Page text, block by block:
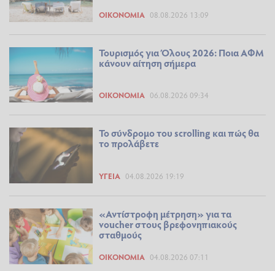
ΟΙΚΟΝΟΜΊΑ 08.08.2026 13:09
Τουρισμός για Όλους 2026: Ποια ΑΦΜ
κάνουν αίτηση σήμερα
ΟΙΚΟΝΟΜΊΑ 06.08.2026 09:34
Το σύνδρομο του scrolling και πώς θα
το προλάβετε
ΥΓΕΊΑ 04.08.2026 19:19
«Αντίστροφη μέτρηση» για τα
voucher στους βρεφονηπιακούς
σταθμούς
ΟΙΚΟΝΟΜΊΑ 04.08.2026 07:11